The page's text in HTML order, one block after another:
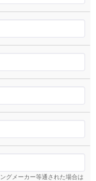
グメーカー等通された場合は